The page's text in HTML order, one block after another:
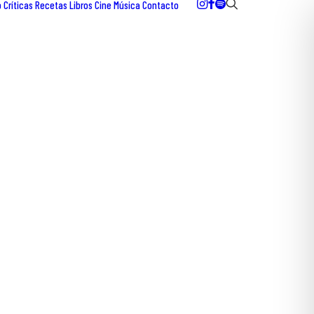
Críticas Recetas Libros CineMúsicaContacto